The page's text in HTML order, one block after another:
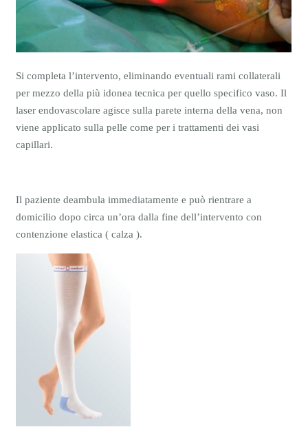
Si completa l’intervento, eliminando eventuali rami collaterali
per mezzo della più idonea tecnica per quello specifico vaso. Il
laser endovascolare agisce sulla parete interna della vena, non
viene applicato sulla pelle come per i trattamenti dei vasi
capillari.
Il paziente deambula immediatamente e può rientrare a
domicilio dopo circa un’ora dalla fine dell’intervento con
contenzione elastica ( calza ).